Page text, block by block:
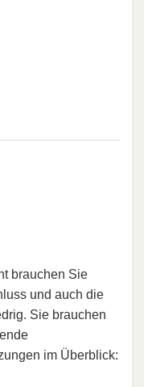
brauchen Sie
und auch die
Sie brauchen
im Überblick: